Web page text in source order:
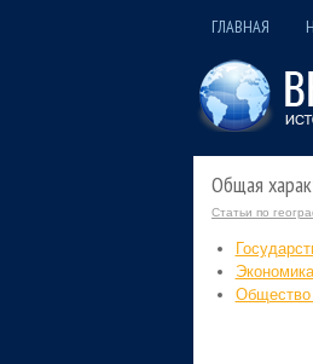
ГЛАВНАЯ
Общая
Статьи по
Общество